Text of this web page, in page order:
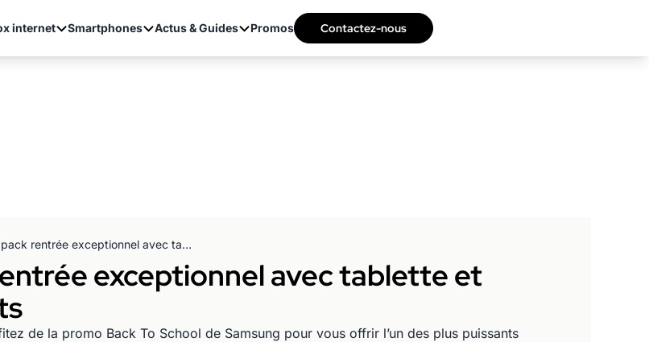
internet Smartphones Actus & Guides Promos Contactez-nous
Galaxy S25+ : un pack rentrée exceptionnel avec tablette et écouteurs sans fil offerts
exceptionnel avec tablette et
de la promo Back To School de Samsung pour vous offrir l’un des plus puissants